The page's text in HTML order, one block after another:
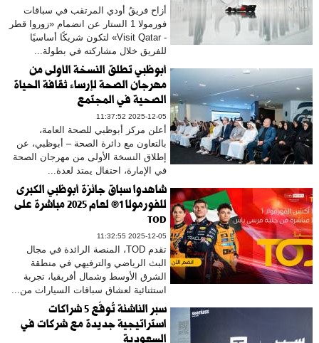
أزاح فريقُ أودي المرتقب في سباقات
فورمولا 1 الستار عن انضمام «زوروا قطر
- Visit Qatar» لتكون شريكًا أساسيًا
للفريق خلال مشاركته في بطولة...
أبوظبي تطلق النسخة الأولى من
مهرجان الصحة لإرساء ثقافة الحياة
الصحية في المجتمع
2025-12-05 11:37:52
أعلن مركز أبوظبي للصحة العامة،
بالتعاون مع دائرة الصحة – أبوظبي، عن
إطلاق النسخة الأولى من مهرجان الصحة
في الإمارة، احتفال يمتد لعدة...
شاهدوا سباق جائزة أبوظبي الكبرى
للفورمولا 1® لعام 2025 مباشرة على
TOD
2025-12-05 11:32:55
تقدم TOD، المنصة الرائدة في مجال
البث الرياضي والترفيهي في منطقة
الشرق الأوسط وشمال أفريقيا، تجربة
استثنائية لعشاق سباقات السيارات من...
سبر الناشئة تُوقّع 5 شراكات
استراتيجية جديدة مع شركات في